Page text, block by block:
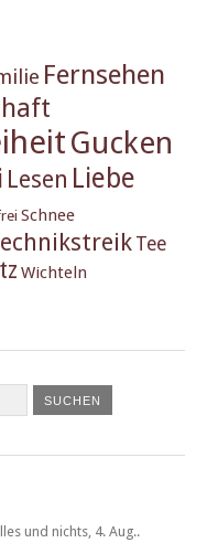
Fernsehen
Gucken
Lesen Liebe
Schnee
Tee
Wichteln
und nichts 4. Aug..